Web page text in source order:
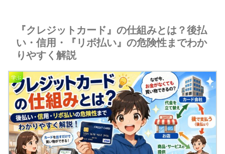
『クレジットカード』の仕組みとは？後払
い・信用・『リボ払い』の危険性までわか
りやすく解説
学ぶ